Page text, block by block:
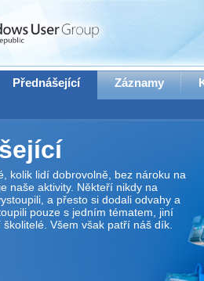
Přednášející Záznamy
kolik lidí dobrovolně, bez nároku na
naše aktivity. Někteří nikdy na
a přesto si dodali odvahy a
pouze s jedním tématem, jiní
Všem však patří náš dík.